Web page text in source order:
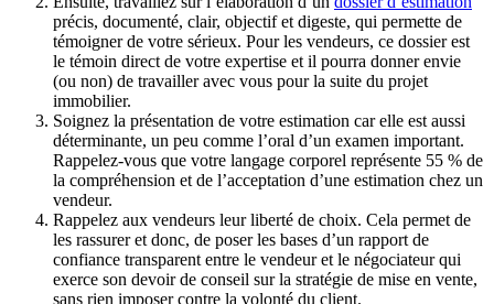
précis, documenté, clair, objectif et digeste, qui permette de
témoigner de votre sérieux. Pour les vendeurs, ce dossier est
le témoin direct de votre expertise et il pourra donner envie
(ou non) de travailler avec vous pour la suite du projet
immobilier.
Soignez la présentation de votre estimation car elle est aussi
déterminante, un peu comme l’oral d’un examen important.
Rappelez-vous que votre langage corporel représente 55 % de
la compréhension et de l’acceptation d’une estimation chez un
vendeur.
Rappelez aux vendeurs leur liberté de choix. Cela permet de
les rassurer et donc, de poser les bases d’un rapport de
confiance transparent entre le vendeur et le négociateur qui
exerce son devoir de conseil sur la stratégie de mise en vente,
sans rien imposer contre la volonté du client.